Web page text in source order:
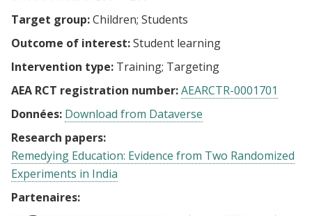
Target group:Children Students
Outcome of interest:Student learning
Intervention type: Training Targeting
AEA RCT registration number:AEARCTR-0001701
Données: Download from Dataverse
Research papers:
Remedying Education: Evidence from Two Randomized
Experiments in India
Partenaires: